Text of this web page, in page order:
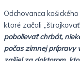
Odchovanca
ktoré začali
pobolievať chrbát,
počas zimnej prípravy